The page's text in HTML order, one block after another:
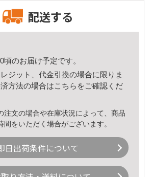
配送する
頃のお届け予定です。
ジット、代金引換の場合に限りま
方法の場合はこちら をご確認くだ
文の場合や在庫状況によって、商品
間をいただく場合がございます。
日出荷条件について